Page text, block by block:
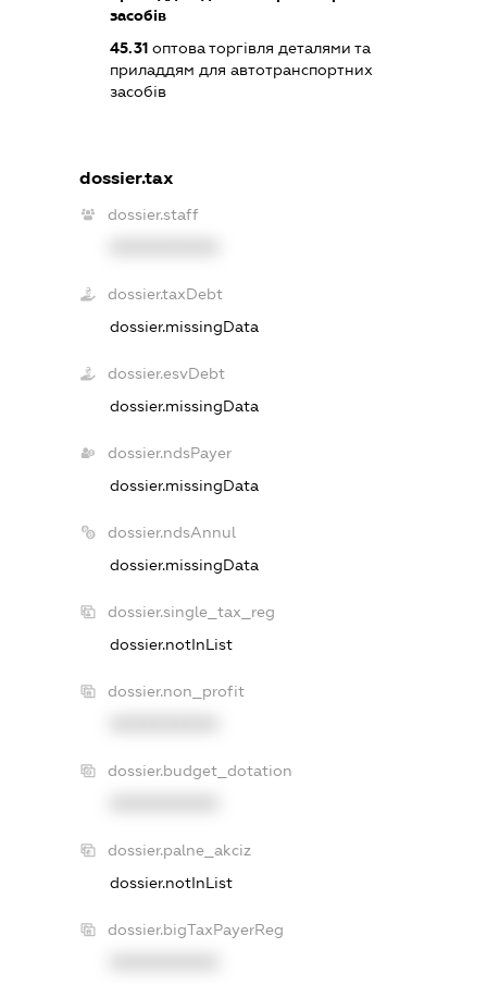
засобів
45.31 оптова торгівля деталями та
приладдям для автотранспортних
засобів
dossier.tax
dossier.staff
dossier.taxDebt
dossier.missingData
dossier.esvDebt
dossier.missingData
dossier.ndsPayer
dossier.missingData
dossier.ndsAnnul
dossier.missingData
dossier.single_tax_reg
dossier.notInList
dossier.non_profit
dossier.budget_dotation
dossier.palne_akciz
dossier.notInList
dossier.bigTaxPayerReg